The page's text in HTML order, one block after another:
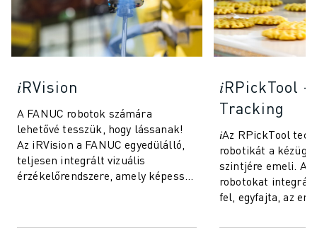
𝑖RVision
A FANUC robotok számára
lehetővé tesszük, hogy lássanak!
Az iRVision a FANUC egyedülálló,
teljesen integrált vizuális
érzékelőrendszere, amely képessé
𝑖RPickTool
Tracking
𝑖Az RPickTool
robotikát a
szintjére emeli.
robotokat
fel, egyfajta, az
szám...